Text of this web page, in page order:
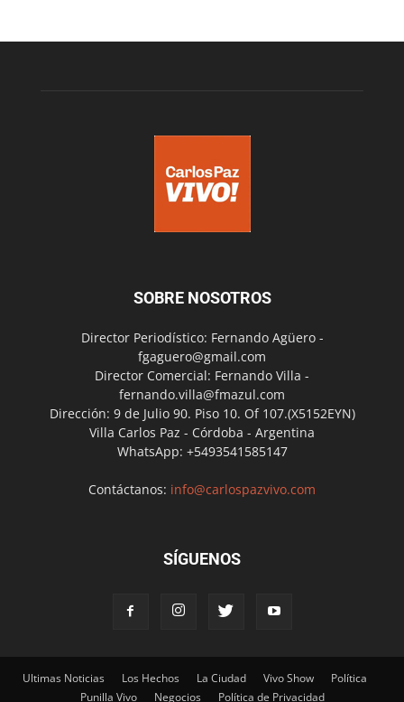
SOBRE NOSOTROS
Director Periodístico: Fernando Agüero -
fgaguero@gmail.com
Director Comercial: Fernando Villa -
fernando.villa@fmazul.com
Dirección: 9 de Julio 90. Piso 10. Of 107.(X5152EYN)
Villa Carlos Paz - Córdoba - Argentina
WhatsApp: +5493541585147
Contáctanos: info@carlospazvivo.com
SÍGUENOS
Ultimas Noticias Los Hechos La Ciudad Vivo Show
Política
Punilla Vivo
Negocios Política de Privacidad